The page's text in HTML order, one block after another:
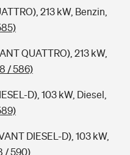
213 kW, Benzin,
QUATTRO), 213 kW,
/ 586)
D), 103 kW, Diesel,
DIESEL-D), 103 kW,
/ 590)